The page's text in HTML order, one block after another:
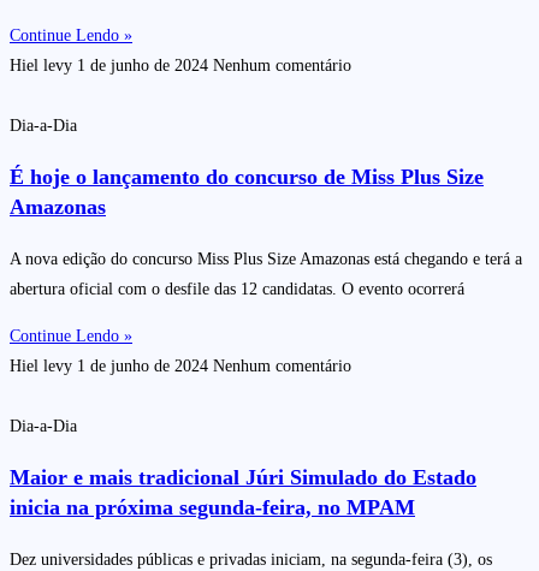
Continue Lendo »
Hiel levy 1 de junho de 2024 Nenhum comentário
Dia-a-Dia
É hoje o lançamento do concurso de Miss Plus Size
Amazonas
A nova edição do concurso Miss Plus Size Amazonas está chegando e terá a
abertura oficial com o desfile das 12 candidatas. O evento ocorrerá
Continue Lendo »
Hiel levy 1 de junho de 2024 Nenhum comentário
Dia-a-Dia
Maior e mais tradicional Júri Simulado do Estado
inicia na próxima segunda-feira, no MPAM
Dez universidades públicas e privadas iniciam, na segunda-feira (3), os